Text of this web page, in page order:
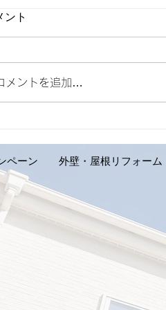
ご紹介です。札幌市手稲区 S
様邸】
ント
メントを追加…
ペーン 外壁・屋根リフォーム